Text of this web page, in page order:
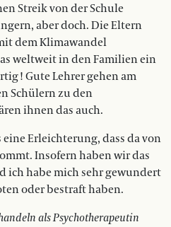
Streik von der Schule
aber doch. Die Eltern
dem Klimawandel
weltweit in den Familien ein
! Gute Lehrer gehen am
Schülern zu den
ihnen das auch.
eine Erleichterung, dass da von
Insofern haben wir das
habe mich sehr gewundert
oder bestraft haben.
als Psychotherapeutin